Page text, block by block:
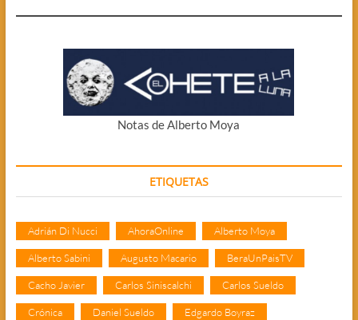
Notas de Alberto Moya
ETIQUETAS
Adrián Di Nucci AhoraOnline Alberto Moya
Alberto Sabini Augusto Macario BeraUnPaisTV
Cacho Javier Carlos Siniscalchi Carlos Sueldo
Crónica Daniel Sueldo Edgardo Boyraz